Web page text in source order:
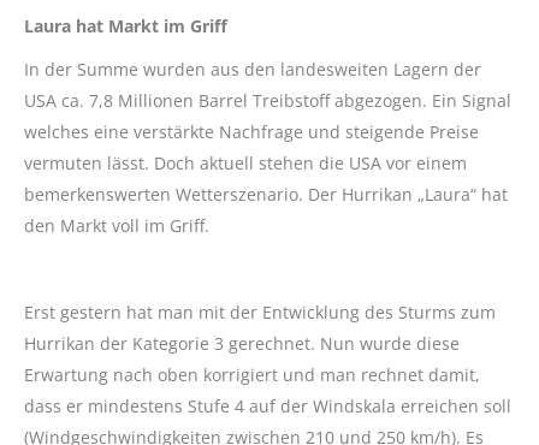
Laura hat Markt im Griff
In der Summe wurden aus den landesweiten Lagern der
USA ca. 7,8 Millionen Barrel Treibstoff abgezogen. Ein Signal
welches eine verstärkte Nachfrage und steigende Preise
vermuten lässt. Doch aktuell stehen die USA vor einem
bemerkenswerten Wetterszenario. Der Hurrikan „Laura“ hat
den Markt voll im Griff.
Erst gestern hat man mit der Entwicklung des Sturms zum
Hurrikan der Kategorie 3 gerechnet. Nun wurde diese
Erwartung nach oben korrigiert und man rechnet damit,
dass er mindestens Stufe 4 auf der Windskala erreichen soll
(Windgeschwindigkeiten zwischen 210 und 250 km/h). Es